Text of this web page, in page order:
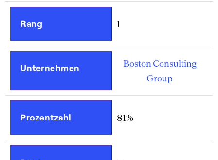
Rang 1
Unternehmen
Boston Consulting
Group
Prozentzahl 81%